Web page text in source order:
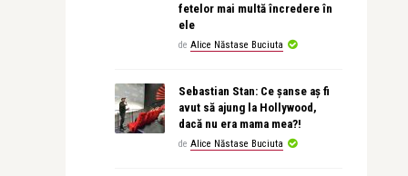
fetelor mai multă încredere în
ele
de Alice Năstase Buciuta
Sebastian Stan: Ce șanse aș fi
avut să ajung la Hollywood,
dacă nu era mama mea?!
de Alice Năstase Buciuta